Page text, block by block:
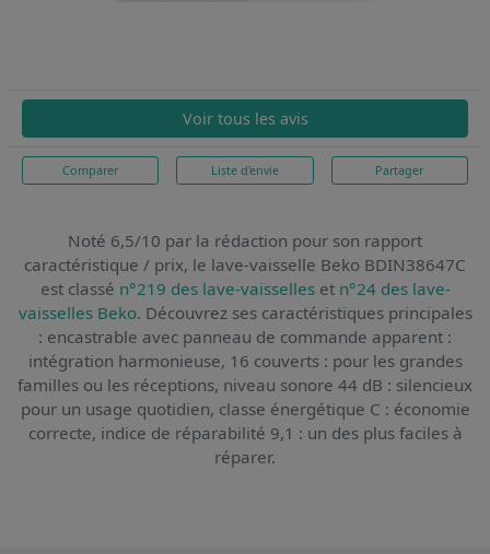
Voir tous les avis
Comparer Liste d'envie Partager
Noté 6,5/10 par la rédaction pour son rapport
caractéristique / prix, le lave-vaisselle Beko BDIN38647C
est classé n°219 des lave-vaisselleset n°24 des lave-
vaisselles Beko. Découvrez ses caractéristiques principales
: encastrable avec panneau de commande apparent :
intégration harmonieuse, 16 couverts : pour les grandes
familles ou les réceptions, niveau sonore 44 dB : silencieux
pour un usage quotidien, classe énergétique C : économie
correcte, indice de réparabilité 9,1 : un des plus faciles à
réparer.